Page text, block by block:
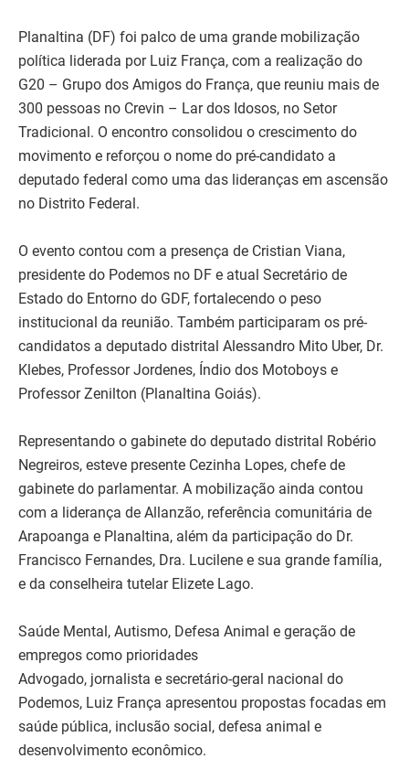
Planaltina (DF) foi palco de uma grande mobilização
política liderada por Luiz França, com a realização do
G20 – Grupo dos Amigos do França, que reuniu mais de
300 pessoas no Crevin – Lar dos Idosos, no Setor
Tradicional. O encontro consolidou o crescimento do
movimento e reforçou o nome do pré-candidato a
deputado federal como uma das lideranças em ascensão
no Distrito Federal.
O evento contou com a presença de Cristian Viana,
presidente do Podemos no DF e atual Secretário de
Estado do Entorno do GDF, fortalecendo o peso
institucional da reunião. Também participaram os pré-
candidatos a deputado distrital Alessandro Mito Uber, Dr.
Klebes, Professor Jordenes, Índio dos Motoboys e
Professor Zenilton (Planaltina Goiás).
Representando o gabinete do deputado distrital Robério
Negreiros, esteve presente Cezinha Lopes, chefe de
gabinete do parlamentar. A mobilização ainda contou
com a liderança de Allanzão, referência comunitária de
Arapoanga e Planaltina, além da participação do Dr.
Francisco Fernandes, Dra. Lucilene e sua grande família,
e da conselheira tutelar Elizete Lago.
Saúde Mental, Autismo, Defesa Animal e geração de
empregos como prioridades
Advogado, jornalista e secretário-geral nacional do
Podemos, Luiz França apresentou propostas focadas em
saúde pública, inclusão social, defesa animal e
desenvolvimento econômico.